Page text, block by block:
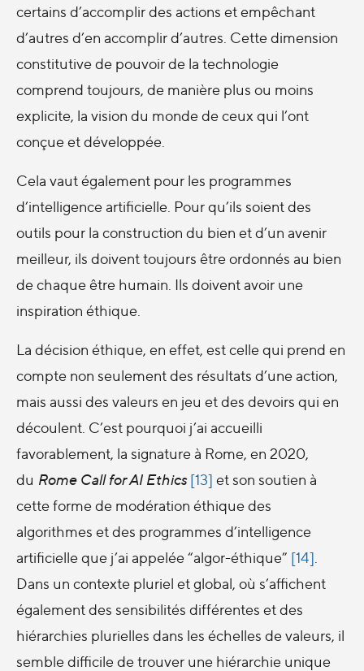
certains d’accomplir des actions et empêchant
d’autres d’en accomplir d’autres. Cette dimension
constitutive de pouvoir de la technologie
comprend toujours, de manière plus ou moins
explicite, la vision du monde de ceux qui l’ont
conçue et développée.
Cela vaut également pour les programmes
d’intelligence artificielle. Pour qu’ils soient des
outils pour la construction du bien et d’un avenir
meilleur, ils doivent toujours être ordonnés au bien
de chaque être humain. Ils doivent avoir une
inspiration éthique.
La décision éthique, en effet, est celle qui prend en
compte non seulement des résultats d’une action,
mais aussi des valeurs en jeu et des devoirs qui en
découlent. C’est pourquoi j’ai accueilli
favorablement, la signature à Rome, en 2020,
du Rome Call for AI Ethics [13] et son soutien à
cette forme de modération éthique des
algorithmes et des programmes d’intelligence
artificielle que j’ai appelée “algor-éthique” [14]
Dans un contexte pluriel et global, où s’affichent
également des sensibilités différentes et des
hiérarchies plurielles dans les échelles de valeurs, il
semble difficile de trouver une hiérarchie unique